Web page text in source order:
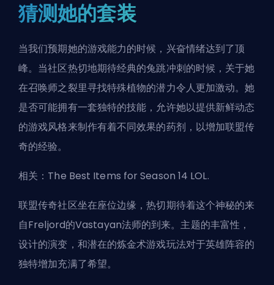
猜测她的套装
当我们预期她的游戏能力的时候，兴奋情绪达到了顶
峰。当社区热切地期待经典的兔跳冲刺的时候，关于她
在召唤师之裂里寻找特殊植物的潜力令人更加激动。她
是否可能拥有一套独特的技能，允许她以提供新鲜动态
的游戏风格来制作有着不同效果的药剂，以增加联盟传
奇的经验。
相关： The Best Items for Season 14 LOL.
联盟传奇社区坐在座位边缘，热切期待着这个神秘的来
自Freljord的Vastayan法师的到来。主题的丰富性，
设计的演变，和潜在的炼金术游戏玩法对于英雄阵容的
独特增加充满了希望。